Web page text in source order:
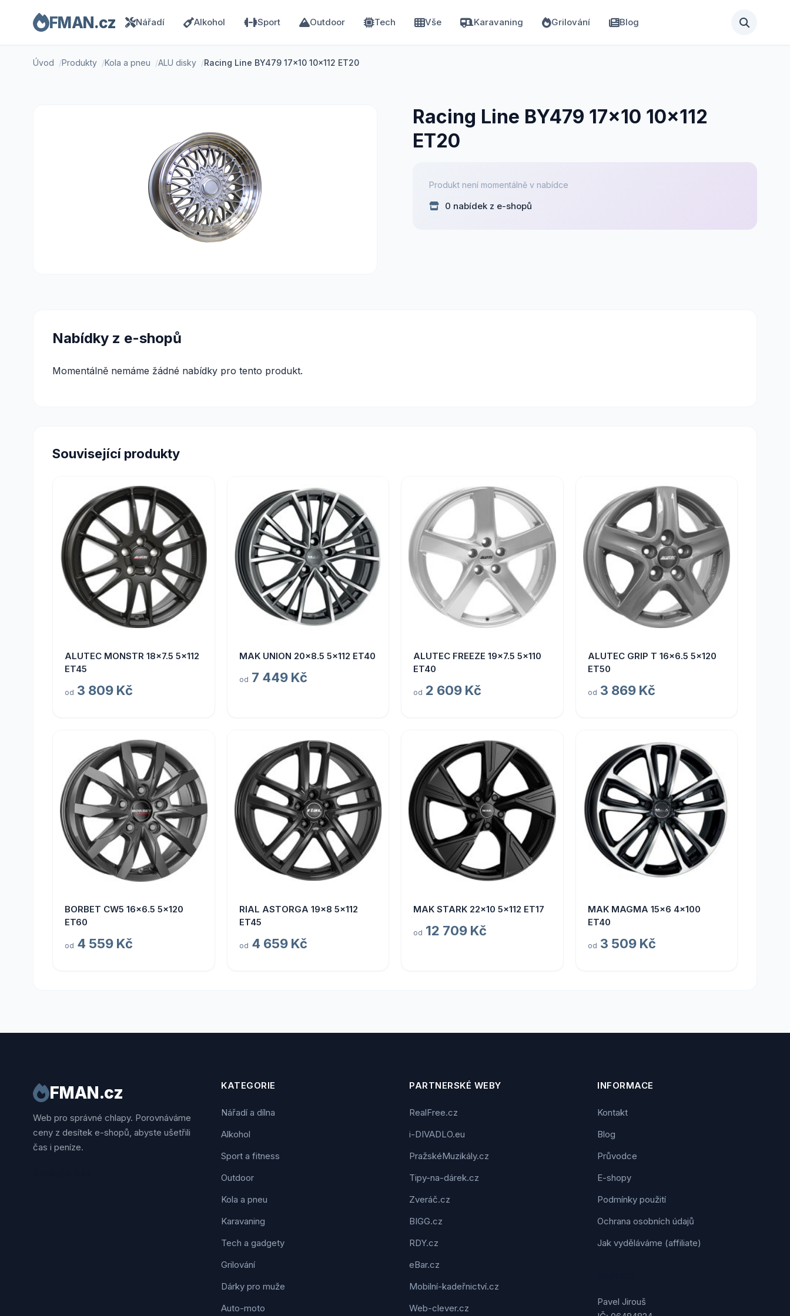
FMAN.cz Nářadí Alkohol Sport Outdoor Tech Vše Karavaning Grilování Blog
Úvod Produkty Kola a pneu ALU disky Racing Line BY479 17x10 10x112 ET20
Racing Line BY479 17x10 10x112
ET20
Produkt není momentálně v nabídce
0 nabídek z e-shopů
Nabídky z e-shopů
Momentálně nemáme žádné nabídky pro tento produkt.
Související produkty
ALUTEC MONSTR 18x7.5 5x112
ET45
od 3 809 Kč
MAK UNION 20x8.5 5x112 ET40
od 7 449 Kč
ALUTEC FREEZE 19x7.5 5x110
ET40
od 2 609 Kč
ALUTEC GRIP T 16x6.5 5x120
ET50
od 3 869 Kč
BORBET CW5 16x6.5 5x120
ET60
od 4 559 Kč
RIAL ASTORGA 19x8 5x112
ET45
od 4 659 Kč
MAK STARK 22x10 5x112 ET17
od 12 709 Kč
MAK MAGMA 15x6 4x100
ET40
od 3 509 Kč
FMAN.cz
Web pro správné chlapy. Porovnáváme
ceny z desítek e-shopů, abyste ušetřili
čas i peníze.
KATEGORIE
Nářadí a dílna
Alkohol
Sport a fitness
Outdoor
Kola a pneu
Karavaning
Tech a gadgety
Grilování
Dárky pro muže
Auto-moto
PARTNERSKÉ WEBY
RealFree.cz
i-DIVADLO.eu
PražskéMuzikály.cz
Tipy-na-dárek.cz
Zveráč.cz
BIGG.cz
RDY.cz
eBar.cz
Mobilní-kadeřnictví.cz
Web-clever.cz
INFORMACE
Kontakt
Blog
Průvodce
E-shopy
Podmínky použití
Ochrana osobních údajů
Jak vyděláváme (affiliate)
Pavel Jirouš